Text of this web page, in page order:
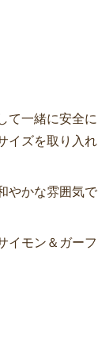
て一緒に安全に
イズを取り入れ
やかな雰囲気で
イモン＆ガーフ